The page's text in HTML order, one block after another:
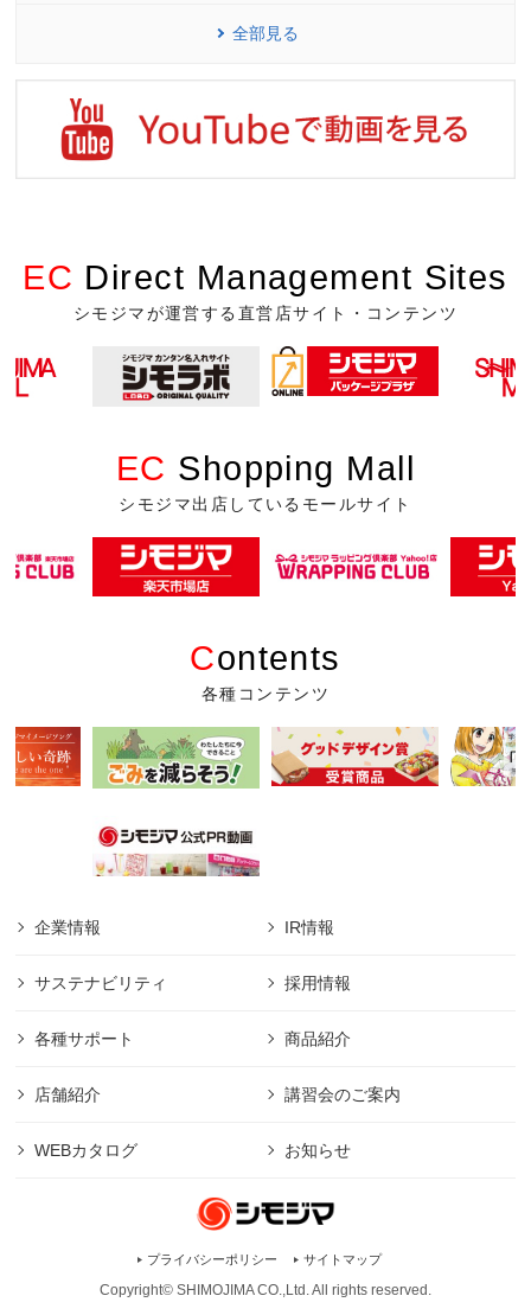
全部見る
EC Direct Management Sites
シモジマが運営する直営店サイト・コンテンツ
EC Shopping Mall
シモジマ出店しているモールサイト
Contents
各種コンテンツ
企業情報 IR情報
サステナビリティ 採用情報
各種サポート 商品紹介
店舗紹介 講習会のご案内
WEBカタログ お知らせ
プライバシーポリシー サイトマップ
Copyright© SHIMOJIMA CO.,Ltd. All rights reserved.